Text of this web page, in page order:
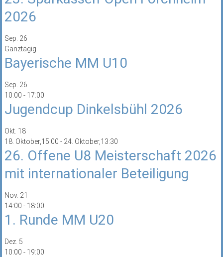
2026
Sep. 26
Ganztägig
Bayerische MM U10
Sep. 26
10:00 - 17:00
Jugendcup Dinkelsbühl 2026
Okt. 18
18. Oktober,15:00 - 24. Oktober,13:30
26. Offene U8 Meisterschaft 2026
mit internationaler Beteiligung
Nov. 21
14:00 - 18:00
1. Runde MM U20
Dez. 5
10:00 - 19:00